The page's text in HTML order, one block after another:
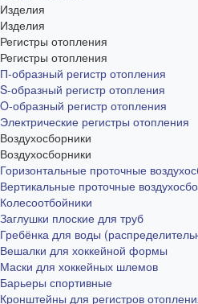
Изделия
Изделия
Регистры отопления
Регистры отопления
П-образный регистр отопления
S-образный регистр отопления
O-образный регистр отопления
Электрические регистры отопления
Воздухосборники
Воздухосборники
Горизонтальные проточные
Вертикальные проточные
Колесоотбойники
Заглушки плоские для труб
Гребёнка для воды
Вешалки для хоккейной формы
Маски для хоккейных шлемов
Барьеры спортивные
Кронштейны для регистров